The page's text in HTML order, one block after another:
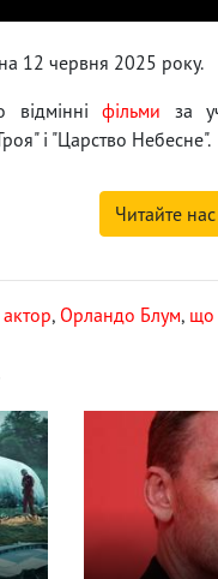
12 червня 2025 року.
відмінні фільми за
і "Царство Небесне".
Читайте
актор, Орландо Блум, що